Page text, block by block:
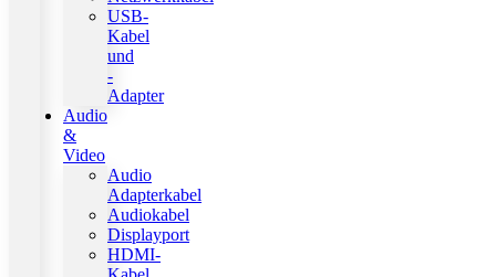
USB-
Kabel
und
-
Adapter
Audio
&
Video
Audio
Adapterkabel
Audiokabel
Displayport
HDMI-